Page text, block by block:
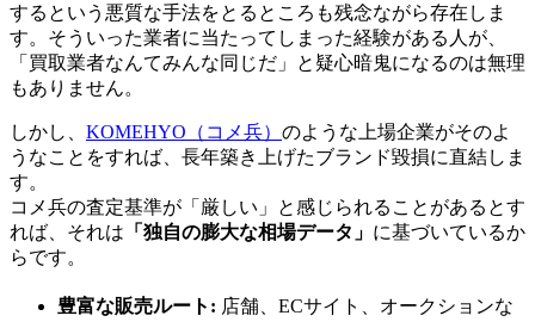
するという悪質な手法をとるところも残念ながら存在しま
す。そういった業者に当たってしまった経験がある人が、
「買取業者なんてみんな同じだ」と疑心暗鬼になるのは無理
もありません。
しかし、 KOMEHYO（コメ兵） のような上場企業がそのよ
うなことをすれば、長年築き上げたブランド毀損に直結しま
す。
コメ兵の査定基準が「厳しい」と感じられることがあるとす
れば、それは 「独自の膨大な相場データ」 に基づいているか
らです。
豊富な販売ルート: 店舗、ECサイト、オークションな